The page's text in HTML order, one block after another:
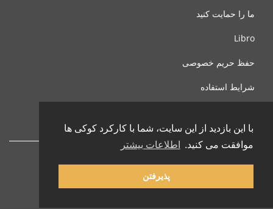
با این بازدید از این سایت، شما با کارکرد کوکی ها
موافقت می کنید.
اطلاعات بیشتر
پذیرفتن
ما را حمایت کنید
Libro
حفظ حریم خصوصی
شرایط استفاده
© 2002-2026 lernu.net |Impressum